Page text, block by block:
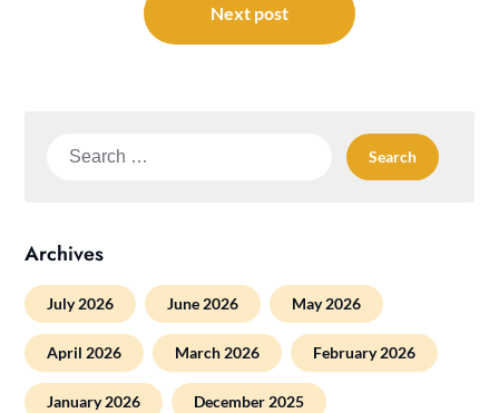
Next post
Search
Archives
July 2026 June 2026 May 2026
April 2026 March 2026 February 2026
January 2026 December 2025